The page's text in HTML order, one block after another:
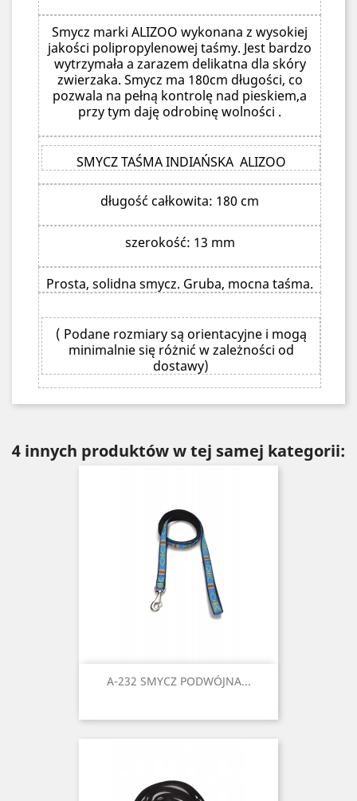
Smycz marki ALIZOO wykonana z wysokiej
jakości polipropylenowej taśmy. Jest bardzo
wytrzymała a zarazem delikatna dla skóry
zwierzaka. Smycz ma 180cm długości, co
pozwala na pełną kontrolę nad pieskiem,a
przy tym daję odrobinę wolności .
SMYCZ TAŚMA INDIAŃSKA ALIZOO
długość całkowita: 180 cm
szerokość: 13 mm
Prosta, solidna smycz. Gruba, mocna taśma.
( Podane rozmiary są orientacyjne i mogą
minimalnie się różnić w zależności od
dostawy)
4 innych produktów w tej samej kategorii:
A-232 SMYCZ PODWÓJNA...